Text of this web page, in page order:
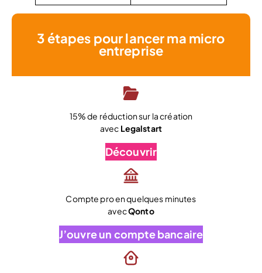
3 étapes pour lancer ma micro
entreprise
15% de réduction sur la création
avec Legalstart
Découvrir
Compte pro en quelques minutes
avecQonto
J’ouvre un compte bancaire